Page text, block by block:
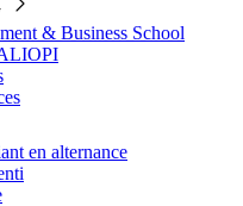
& Business School
en alternance